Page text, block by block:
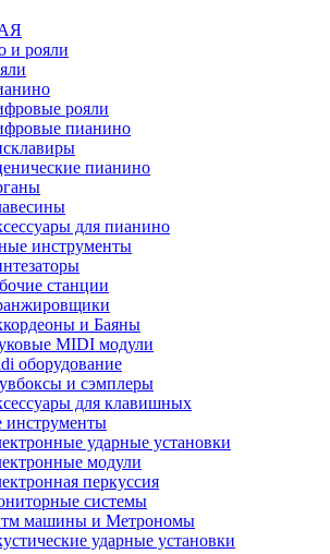
и рояли
рояли
пианино
пианино
для пианино
инструменты
станции
и Баяны
MIDI модули
оборудование
и сэмплеры
для клавишных
инструменты
ударные установки
модули
перкуссия
системы
машины и Метрономы
ударные установки